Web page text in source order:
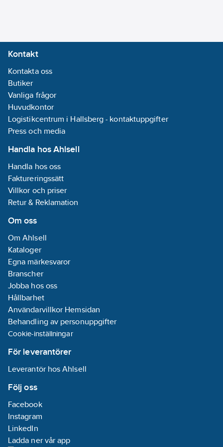
Kontakt
Kontakta oss
Butiker
Vanliga frågor
Huvudkontor
Logistikcentrum i Hallsberg - kontaktuppgifter
Press och media
Handla hos Ahlsell
Handla hos oss
Faktureringssätt
Villkor och priser
Retur & Reklamation
Om oss
Om Ahlsell
Kataloger
Egna märkesvaror
Branscher
Jobba hos oss
Hållbarhet
Användarvillkor Hemsidan
Behandling av personuppgifter
Cookie-inställningar
För leverantörer
Leverantör hos Ahlsell
Följ oss
Facebook
Instagram
LinkedIn
Ladda ner vår app